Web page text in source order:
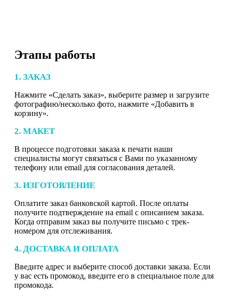
Этапы работы
1. ЗАКАЗ
Нажмите «Сделать заказ», выберите размер и загрузите
фотографию/несколько фото, нажмите «Добавить в
корзину».
2. МАКЕТ
В процессе подготовки заказа к печати наши
специалисты могут связаться с Вами по указанному
телефону или email для согласования деталей.
3. ИЗГОТОВЛЕНИЕ
Оплатите заказ банковской картой. После оплаты
получите подтверждение на email с описанием заказа.
Когда отправим заказ вы получите письмо с трек-
номером для отслеживания.
4. ДОСТАВКА И ОПЛАТА
Введите адрес и выберите способ доставки заказа. Если
у вас есть промокод, введите его в специальное поле для
промокода.